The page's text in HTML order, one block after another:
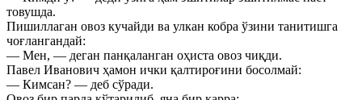
товушда.
Пишиллаган овоз кучайди ва улкан кобра ўзини танитишга
чоғлангандай:
— Мен, — деган панқаланган оҳиста овоз чиқди.
Павел Иванович ҳамон ички қалтироғини босолмай:
— Кимсан? — деб сўради.